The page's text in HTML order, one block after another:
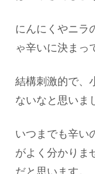
にんにくやニラ
ゃ辛いに決まっ
結構刺激的で、
ないなと思いま
いつまでも辛い
がよく分かりま